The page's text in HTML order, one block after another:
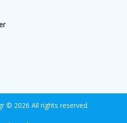
© 2026 All rights reserved.